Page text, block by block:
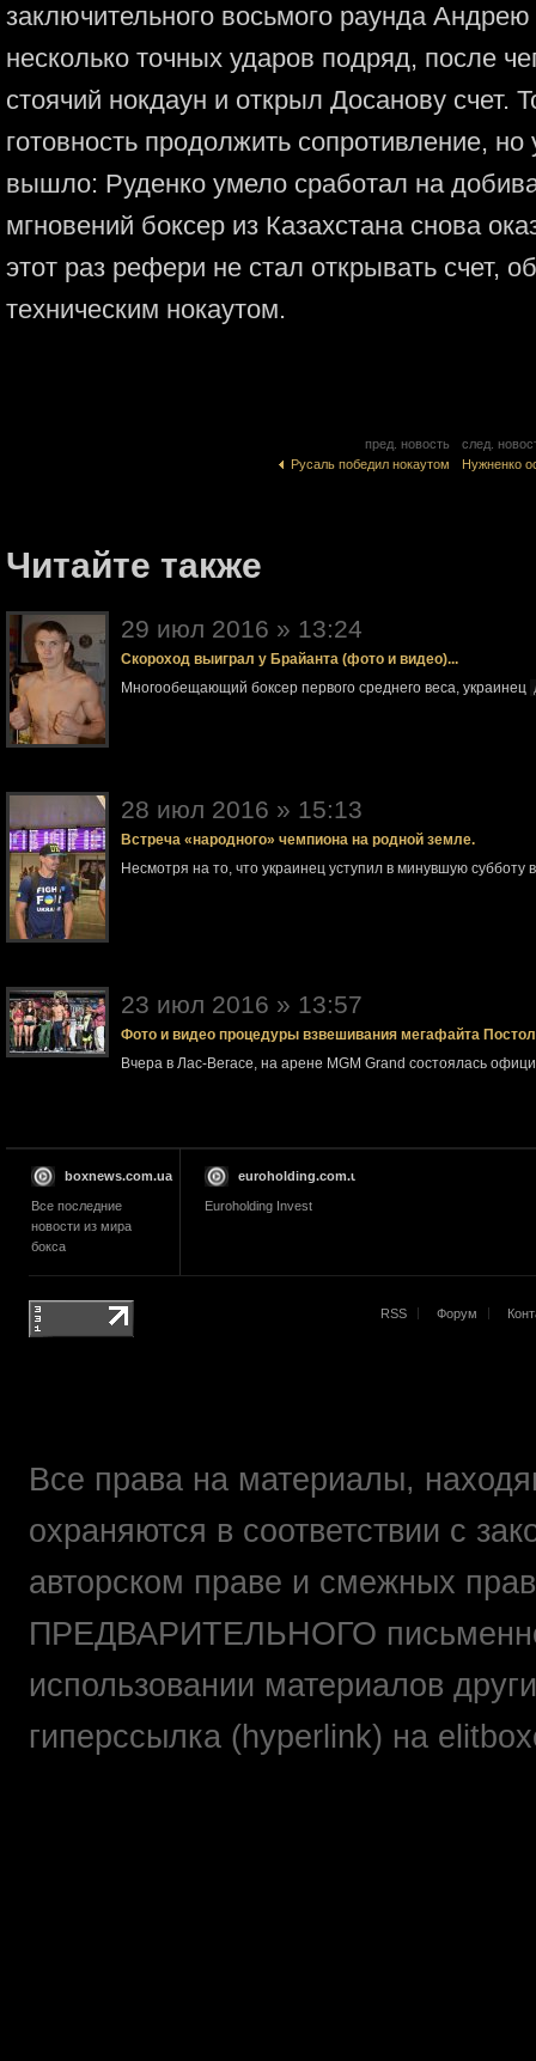
заключительного восьмого раунда
несколько точных ударов подряд, после
стоячий нокдаун и открыл Досанову счет.
готовность продолжить сопротивление, но
вышло: Руденко умело сработал на
мгновений боксер из Казахстана снова
этот раз рефери не стал открывать счет,
техническим нокаутом.
пред. новость
Русаль победил нокаутом
след.
Нужненко
Читайте также
29 июл 2016 » 13:24
Скороход выиграл у Брайанта (фото и видео)...
Многообещающий боксер первого среднего веса, украинец
28 июл 2016 » 15:13
Встреча «народного» чемпиона на родной земле.
Несмотря на то, что украинец уступил в минувшую субботу
23 июл 2016 » 13:57
Фото и видео процедуры взвешивания мегафайта
Вчера в Лас-Вегасе, на арене MGM Grand состоялась
boxnews.com.ua
Все последние
новости из мира
бокса
euroholding.com.ua
Euroholding Invest
RSS Форум
Все права на материалы,
охраняются в соответствии с
авторском праве и смежных
ПРЕДВАРИТЕЛЬНОГО
использовании материалов
гиперссылка (hyperlink) на